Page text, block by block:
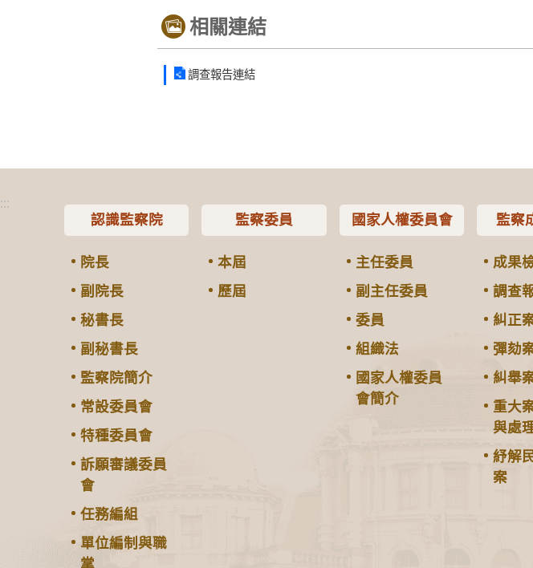
相關連結
調查報告連結
:::
認識監察院
院長
副院長
秘書長
副秘書長
監察院簡介
常設委員會
特種委員會
訴願審議委員
會
任務編組
單位編制與職
掌
監察委員
本屆
歷屆
國家人權委員會
主任委員
副主任委員
委員
組織法
國家人權委員
會簡介
監察
成果
調查
糾正
彈劾
糾舉
重大
與處
紓解
案